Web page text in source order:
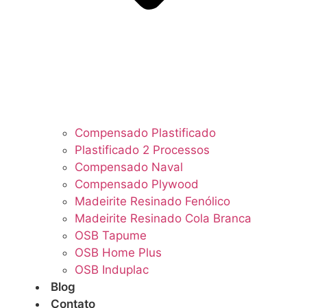
Compensado Plastificado
Plastificado 2 Processos
Compensado Naval
Compensado Plywood
Madeirite Resinado Fenólico
Madeirite Resinado Cola Branca
OSB Tapume
OSB Home Plus
OSB Induplac
Blog
Contato